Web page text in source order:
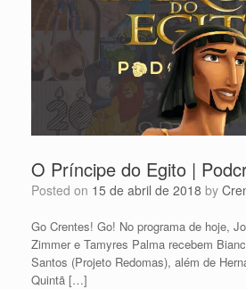
O Príncipe do Egito |
Posted on 15 de abril de 2018 by
Go Crentes! Go! No programa de hoje,
Zimmer e Tamyres Palma recebem
Santos (Projeto Redomas), além de
Quintã […]